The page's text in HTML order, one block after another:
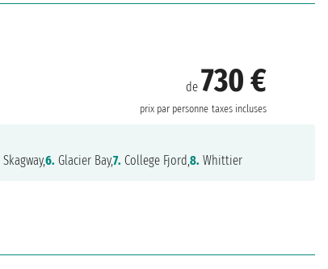
de 730 €
prix par personne taxes incluses
Skagway,6. Glacier Bay,7. College Fjord,8. Whittier